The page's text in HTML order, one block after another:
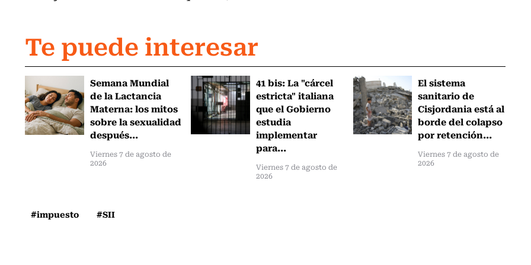
Te puede interesar
Semana Mundial
de la Lactancia
Materna: los mitos
sobre la sexualidad
después...
Viernes 7 de agosto de
2026
41 bis: La "cárcel
estricta" italiana
que el Gobierno
estudia
implementar
para...
Viernes 7 de agosto de
2026
El sistema
sanitario de
Cisjordania está al
borde del colapso
por retención...
Viernes 7 de agosto de
2026
#impuesto #SII